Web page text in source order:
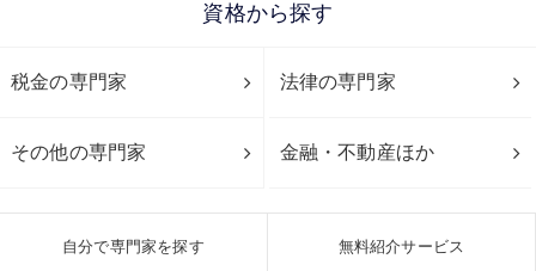
資格から探す
税金の専門家 法律の専門家
その他の専門家 金融・不動産ほか
自分で専門家を探す 無料紹介サービス